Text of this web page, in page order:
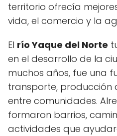
territorio ofrecía
vida, el comercio y la
El río Yaque del Norte
en el desarrollo de la
muchos años, fue una
transporte, producción
entre comunidades.
formaron barrios,
actividades que